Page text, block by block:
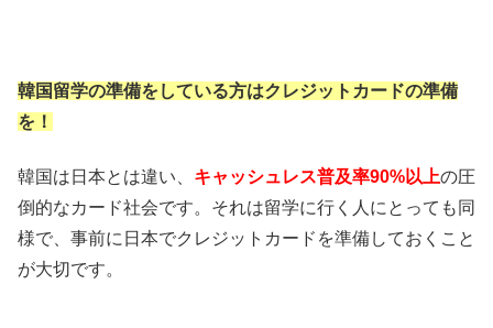
韓国留学の準備をしている方はクレジットカードの準備
を！
韓国は日本とは違い、 キャッシュレス普及率90%以上の圧
倒的なカード社会です。それは留学に行く人にとっても同
様で、事前に日本でクレジットカードを準備しておくこと
が大切です。